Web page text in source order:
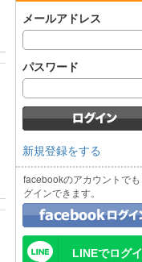
メールアドレス
パスワード
新規登録をする
facebookのアカウントでも
グインできます。
LINEでログ